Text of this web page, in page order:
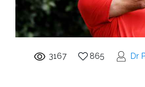
3167 865 Dr